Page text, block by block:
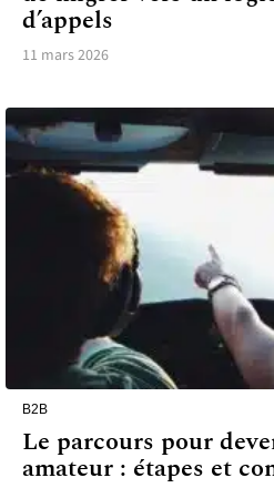
d’appels
11 mars 2026
B2B
Le parcours pour
amateur : étapes et